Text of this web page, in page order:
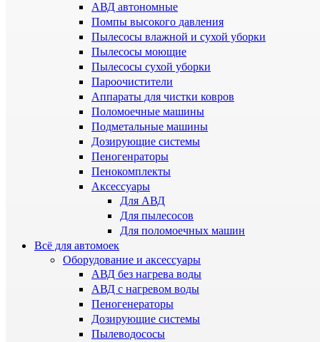
АВД автономные
Помпы высокого давления
Пылесосы влажной и сухой уборки
Пылесосы моющие
Пылесосы сухой уборки
Пароочистители
Аппараты для чистки ковров
Поломоечные машины
Подметальные машины
Дозирующие системы
Пеногенраторы
Пенокомплекты
Аксессуары
Для АВД
Для пылесосов
Для поломоечных машин
Всё для автомоек
Оборудование и аксессуары
АВД без нагрева воды
АВД с нагревом воды
Пеногенераторы
Дозирующие системы
Пылеводососы